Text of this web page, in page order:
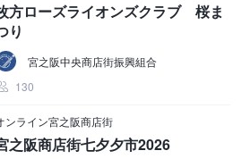
方ローズライオンズクラブ 桜ま
り
宮之阪中央商店街振興組合
130
ンライン宮之阪商店街
之阪商店街七夕夕市2026